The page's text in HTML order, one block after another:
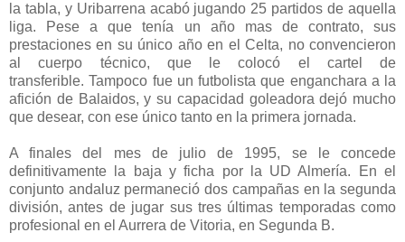
la tabla, y Uribarrena acabó jugando 25 partidos de aquella
liga.
Pese a que tenía un año mas de contrato, sus
prestaciones en su único año en el Celta, no convencieron
al cuerpo técnico, que le colocó el cartel de
transferible.Tampoco fue un futbolista que enganchara a la
afición de Balaidos, y su capacidad goleadora dejó mucho
que desear, con ese único tanto en la primera jornada.
A finales del mes de julio de 1995, se le concede
definitivamente la baja y ficha por la UD Almería. En el
conjunto andaluz permaneció dos campañas en la segunda
división, antes de jugar sus tres últimas temporadas como
profesional en el Aurrera de Vitoria, en Segunda B.